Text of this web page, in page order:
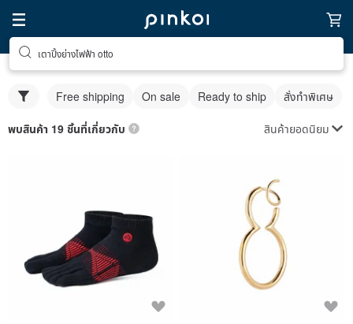
เตาปิ้งย่างไฟฟ้า otto
Free shipping On sale Ready to ship สั่งทำพิเศษ
พบสินค้า 19 ชิ้นที่เกี่ยวกับ สินค้ายอดนิยม